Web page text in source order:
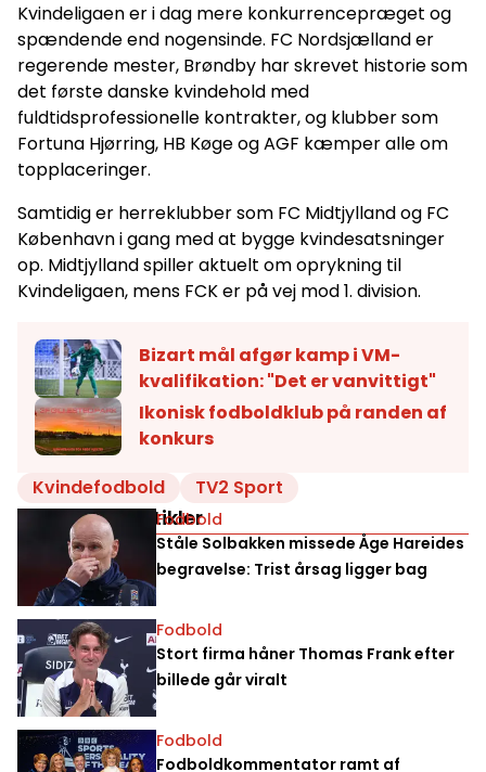
Kvindeligaen er i dag mere konkurrencepræget og
spændende end nogensinde. FC Nordsjælland er
regerende mester, Brøndby har skrevet historie som
det første danske kvindehold med
fuldtidsprofessionelle kontrakter, og klubber som
Fortuna Hjørring, HB Køge og AGF kæmper alle om
topplaceringer.
Samtidig er herreklubber som FC Midtjylland og FC
København i gang med at bygge kvindesatsninger
op. Midtjylland spiller aktuelt om oprykning til
Kvindeligaen, mens FCK er på vej mod 1. division.
Bizart mål afgør kamp i VM-
kvalifikation: "Det er vanvittigt"
Ikonisk fodboldklub på randen af
konkurs
Kvindefodbold
TV2 Sport
Relaterede artikler
Fodbold
Ståle Solbakken missede Åge Hareides
begravelse: Trist årsag ligger bag
Fodbold
Stort firma håner Thomas Frank efter
billede går viralt
Fodbold
Fodboldkommentator ramt af